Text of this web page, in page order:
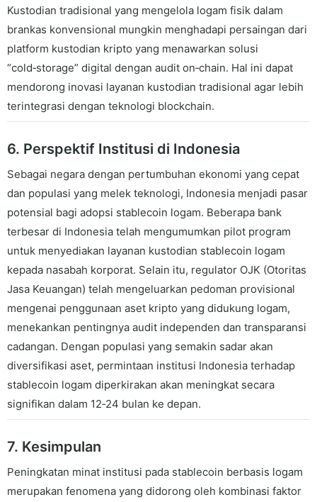
Kustodian tradisional yang mengelola logam fisik dalam
brankas konvensional mungkin menghadapi persaingan dari
platform kustodian kripto yang menawarkan solusi
“cold‑storage” digital dengan audit on‑chain. Hal ini dapat
mendorong inovasi layanan kustodian tradisional agar lebih
terintegrasi dengan teknologi blockchain.
6. Perspektif Institusi di Indonesia
Sebagai negara dengan pertumbuhan ekonomi yang cepat
dan populasi yang melek teknologi, Indonesia menjadi pasar
potensial bagi adopsi stablecoin logam. Beberapa bank
terbesar di Indonesia telah mengumumkan pilot program
untuk menyediakan layanan kustodian stablecoin logam
kepada nasabah korporat. Selain itu, regulator OJK (Otoritas
Jasa Keuangan) telah mengeluarkan pedoman provisional
mengenai penggunaan aset kripto yang didukung logam,
menekankan pentingnya audit independen dan transparansi
cadangan. Dengan populasi yang semakin sadar akan
diversifikasi aset, permintaan institusi Indonesia terhadap
stablecoin logam diperkirakan akan meningkat secara
signifikan dalam 12‑24 bulan ke depan.
7. Kesimpulan
Peningkatan minat institusi pada stablecoin berbasis logam
merupakan fenomena yang didorong oleh kombinasi faktor